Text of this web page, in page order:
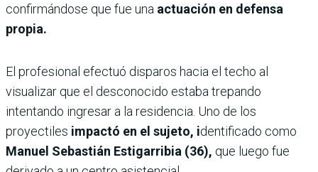
confirmándose que fue una actuación en defensa
propia.
El profesional efectuó disparos hacia el techo al
visualizar que el desconocido estaba trepando
intentando ingresar a la residencia. Uno de los
proyectiles impactó en el sujeto, identificado como
Manuel Sebastián Estigarribia (36), que luego fue